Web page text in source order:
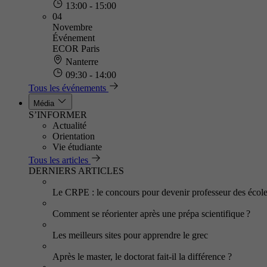
13:00 - 15:00
04
Novembre
Événement
ECOR Paris
Nanterre
09:30 - 14:00
Tous les événements
Média
S’INFORMER
Actualité
Orientation
Vie étudiante
Tous les articles
DERNIERS ARTICLES
Le CRPE : le concours pour devenir professeur des
Comment se réorienter après une prépa scientifique ?
Les meilleurs sites pour apprendre le grec
Après le master, le doctorat fait-il la différence ?